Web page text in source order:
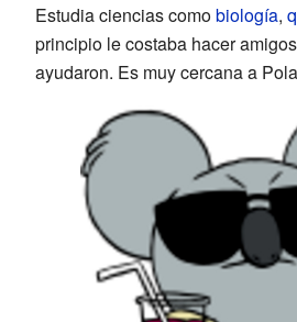
Estudia ciencias comobiología,
principio le costaba hacer
ayudaron. Es muy cercana a